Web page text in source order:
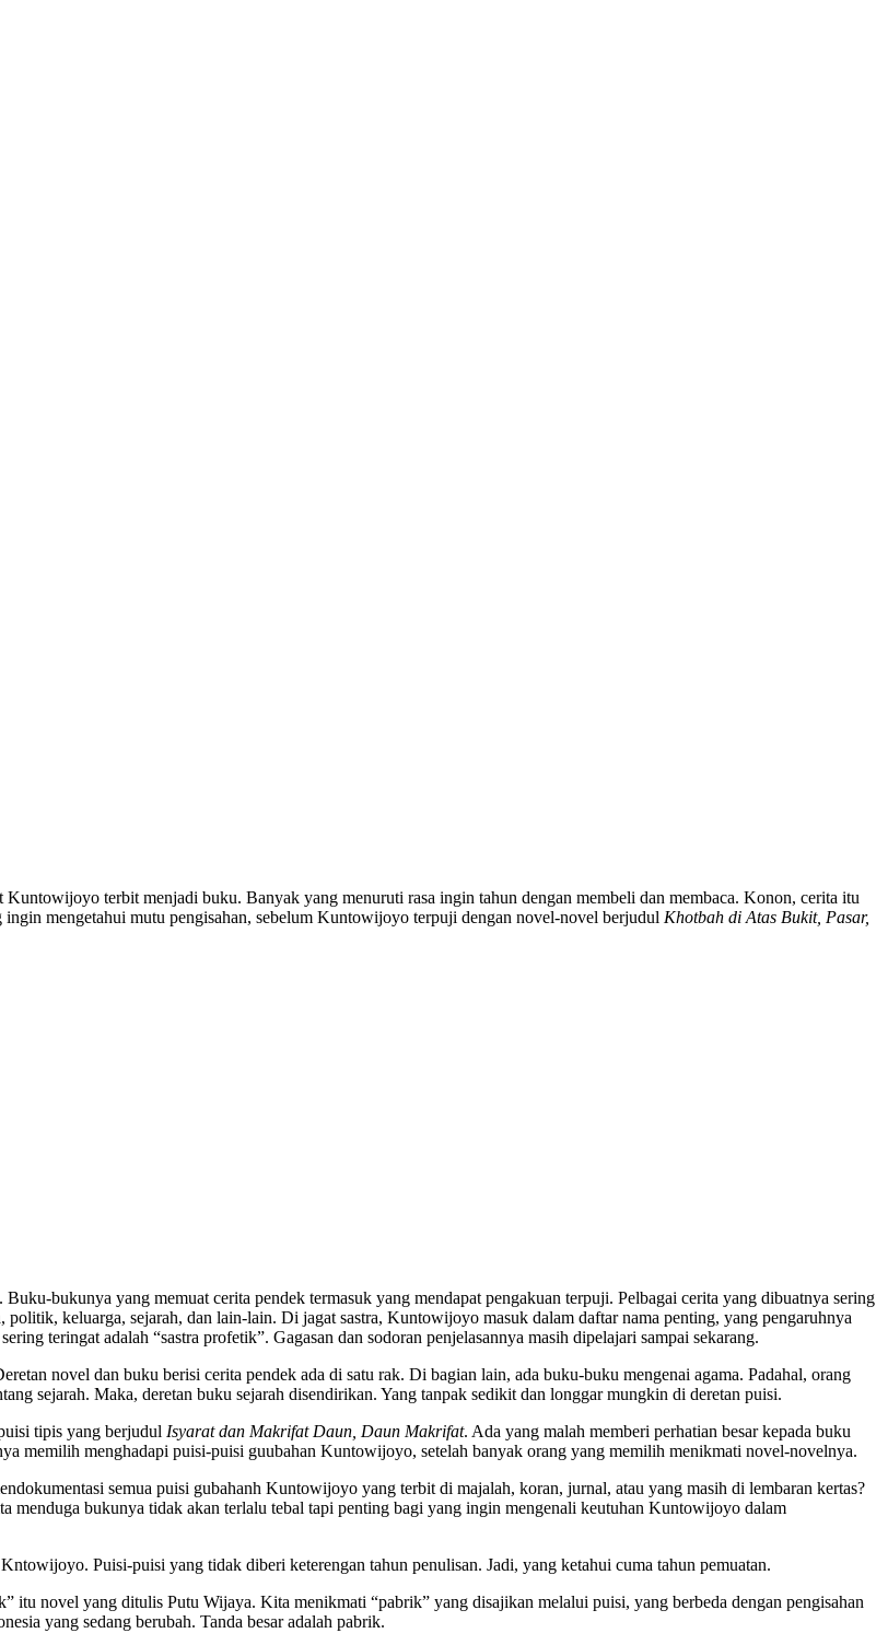
terbit menjadi buku. Banyak yang menuruti rasa ingin tahun dengan membeli dan membaca. Konon, cerita itu
mengetahui mutu pengisahan, sebelum Kuntowijoyo terpuji dengan novel-novel berjudul Khotbah di Atas Bukit, Pasar,
bukunya yang memuat cerita pendek termasuk yang mendapat pengakuan terpuji. Pelbagai cerita yang dibuatnya sering
keluarga, sejarah, dan lain-lain. Di jagat sastra, Kuntowijoyo masuk dalam daftar nama penting, yang pengaruhnya
teringat adalah “sastra profetik”. Gagasan dan sodoran penjelasannya masih dipelajari sampai sekarang.
novel dan buku berisi cerita pendek ada di satu rak. Di bagian lain, ada buku-buku mengenai agama. Padahal, orang
sejarah. Maka, deretan buku sejarah disendirikan. Yang tanpak sedikit dan longgar mungkin di deretan puisi.
tipis yang berjudul Isyarat dan Makrifat Daun, Daun Makrifat. Ada yang malah memberi perhatian besar kepada buku
memilih menghadapi puisi-puisi guubahan Kuntowijoyo, setelah banyak orang yang memilih menikmati novel-novelnya.
semua puisi gubahanh Kuntowijoyo yang terbit di majalah, koran, jurnal, atau yang masih di lembaran kertas?
bukunya tidak akan terlalu tebal tapi penting bagi yang ingin mengenali keutuhan Kuntowijoyo dalam
Puisi-puisi yang tidak diberi keterengan tahun penulisan. Jadi, yang ketahui cuma tahun pemuatan.
itu novel yang ditulis Putu Wijaya. Kita menikmati “pabrik” yang disajikan melalui puisi, yang berbeda dengan pengisahan
yang sedang berubah. Tanda besar adalah pabrik.